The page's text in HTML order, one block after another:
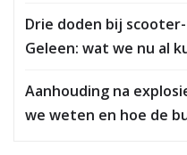
Drie doden bij
Geleen: wat we nu al
Aanhouding na
we weten en hoe de